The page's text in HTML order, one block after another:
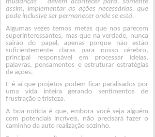
mudanças devem acontecer para, somente
assim, implementar as ações necessárias, que
pode inclusive ser permanecer onde se está.
Algumas vezes temos metas que nos parecem
superinteressantes, mas que na verdade, nunca
sairão do papel, apenas porque não estão
suficientemente claras para nosso cérebro,
principal responsável em processar ideias,
palavras, pensamentos e estruturar estratégias
de ações.
E é aí que projetos podem ficar paralisados por
uma vida inteira gerando sentimentos de
frustração e tristeza.
A boa notícia é que, embora você seja alguém
com potenciais incríveis, não precisará fazer o
caminho da auto realização sozinho.